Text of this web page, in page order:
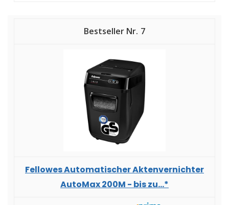
7
Fellowes Automatischer Aktenvernichter
AutoMax 200M - bis zu...*